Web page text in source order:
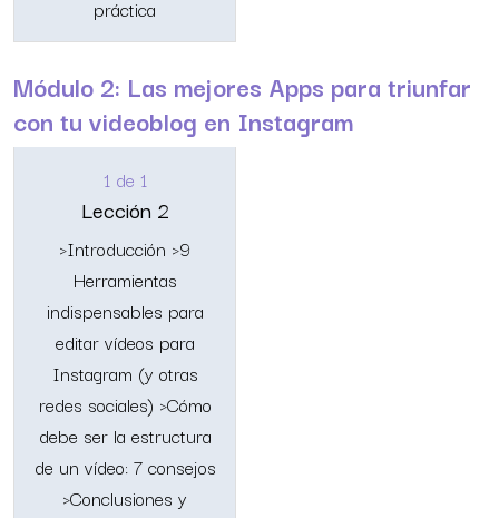
práctica
Módulo 2: Las mejores Apps para triunfar
con tu videoblog en Instagram
1 de 1
Lección 2
>Introducción >9
Herramientas
indispensables para
editar vídeos para
Instagram (y otras
redes sociales) >Cómo
debe ser la estructura
de un vídeo: 7 consejos
>Conclusiones y